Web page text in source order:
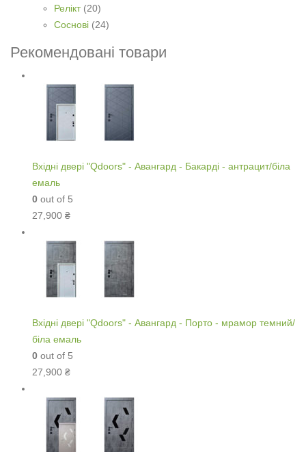
Релікт (20)
Соснові (24)
Рекомендовані товари
Вхідні двері "Qdoors" - Авангард - Бакарді - антрацит/біла
емаль
0 out of 5
27,900 ₴
Вхідні двері "Qdoors" - Авангард - Порто - мрамор темний/
біла емаль
0 out of 5
27,900 ₴